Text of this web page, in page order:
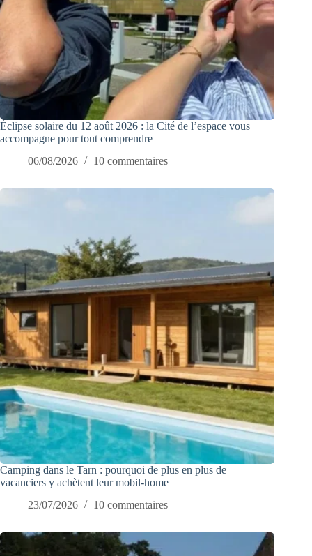
Éclipse solaire du 12 août 2026 : la Cité de l’espace vous
accompagne pour tout comprendre
06/08/2026
10 commentaires
Camping dans le Tarn : pourquoi de plus en plus de
vacanciers y achètent leur mobil-home
23/07/2026
10 commentaires